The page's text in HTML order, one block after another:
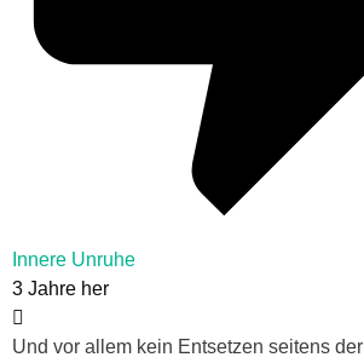
Innere Unruhe
3 Jahre her
Und vor allem kein Entsetzen seitens der